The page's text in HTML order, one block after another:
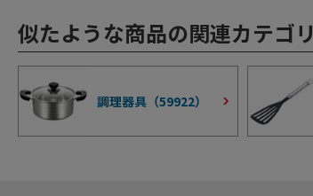
似たような商品の関連カテゴリ
調理器具（59922）